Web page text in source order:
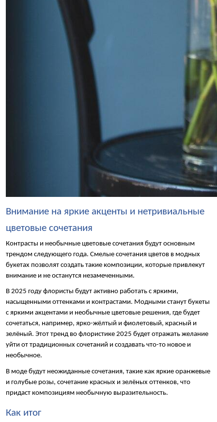
Внимание на яркие акценты и нетривиальные
цветовые сочетания
Контрасты и необычные цветовые сочетания будут основным
трендом следующего года. Смелые сочетания цветов в модных
букетах позволят создать такие композиции, которые привлекут
внимание и не останутся незамеченными.
В 2025 году флористы будут активно работать с яркими,
насыщенными оттенками и контрастами. Модными станут букеты
с яркими акцентами и необычные цветовые решения, где будет
сочетаться, например, ярко-жёлтый и фиолетовый, красный и
зелёный. Этот тренд во флористике 2025 будет отражать желание
уйти от традиционных сочетаний и создавать что-то новое и
необычное.
В моде будут неожиданные сочетания, такие как яркие оранжевые
и голубые розы, сочетание красных и зелёных оттенков, что
придаст композициям необычную выразительность.
Как итог